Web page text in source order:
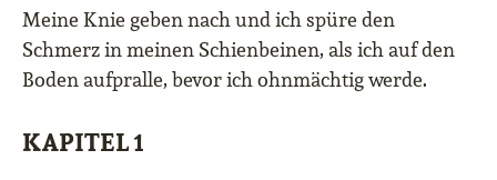
Meine Knie geben nach und ich spüre den
Schmerz in meinen Schienbeinen, als ich auf den
Boden aufpralle, bevor ich ohnmächtig werde.
KAPITEL 1